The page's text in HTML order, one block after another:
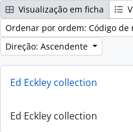
Visualização em ficha
Ordenar por ordem: Código de
Direção: Ascendente
Ed Eckley collection
Ed Eckley collection